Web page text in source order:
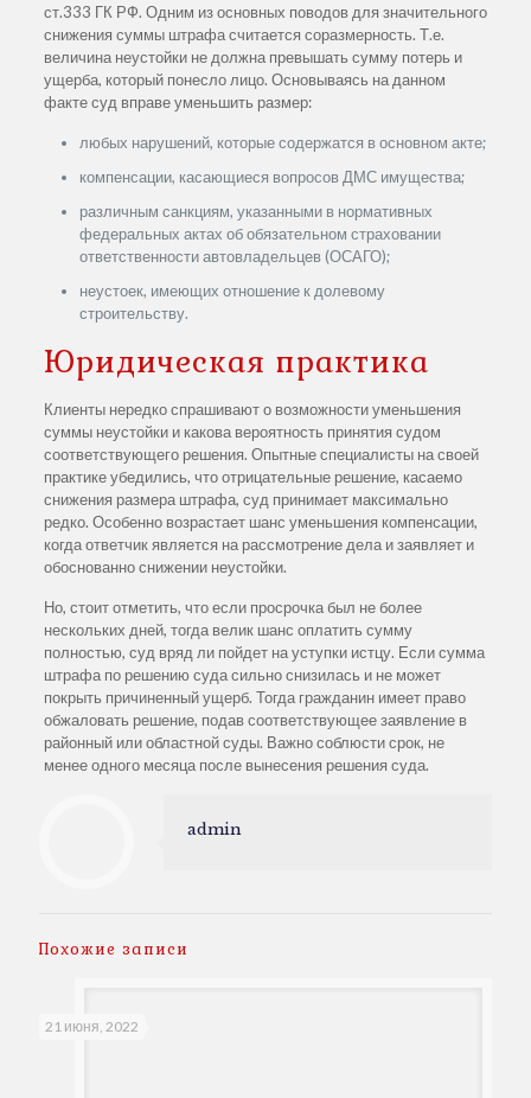
ст.333 ГК РФ. Одним из основных поводов для значительного
снижения суммы штрафа считается соразмерность. Т.е.
величина неустойки не должна превышать сумму потерь и
ущерба, который понесло лицо. Основываясь на данном
факте суд вправе уменьшить размер:
любых нарушений, которые содержатся в основном акте;
компенсации, касающиеся вопросов ДМС имущества;
различным санкциям, указанными в нормативных
федеральных актах об обязательном страховании
ответственности автовладельцев (ОСАГО);
неустоек, имеющих отношение к долевому
строительству.
Юридическая практика
Клиенты нередко спрашивают о возможности уменьшения
суммы неустойки и какова вероятность принятия судом
соответствующего решения. Опытные специалисты на своей
практике убедились, что отрицательные решение, касаемо
снижения размера штрафа, суд принимает максимально
редко. Особенно возрастает шанс уменьшения компенсации,
когда ответчик является на рассмотрение дела и заявляет и
обоснованно снижении неустойки.
Но, стоит отметить, что если просрочка был не более
нескольких дней, тогда велик шанс оплатить сумму
полностью, суд вряд ли пойдет на уступки истцу. Если сумма
штрафа по решению суда сильно снизилась и не может
покрыть причиненный ущерб. Тогда гражданин имеет право
обжаловать решение, подав соответствующее заявление в
районный или областной суды. Важно соблюсти срок, не
менее одного месяца после вынесения решения суда.
admin
Похожие записи
21 июня, 2022